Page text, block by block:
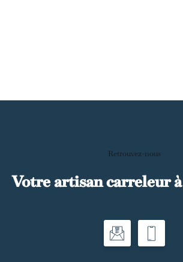
Retrouvez-nous
Votre artisan carreleur